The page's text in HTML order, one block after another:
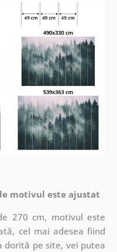
motivul este ajustat
270 cm, motivul este
cel mai adesea fiind
dorită pe site, vei putea